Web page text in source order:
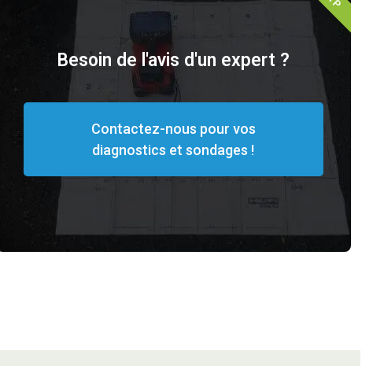
Besoin de l'avis d'un expert ?
Contactez-nous pour vos
diagnostics et sondages !